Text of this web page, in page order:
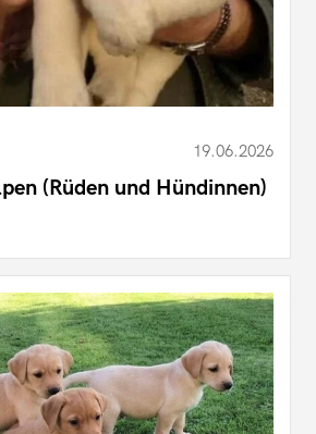
19.06.2026
(Rüden und Hündinnen)